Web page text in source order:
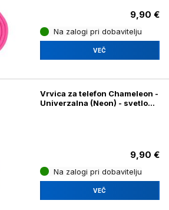
9,90 €
Na zalogi pri dobavitelju
VEČ
Vrvica za telefon Chameleon -
Univerzalna (Neon) - svetlo
9,90 €
Na zalogi pri dobavitelju
VEČ